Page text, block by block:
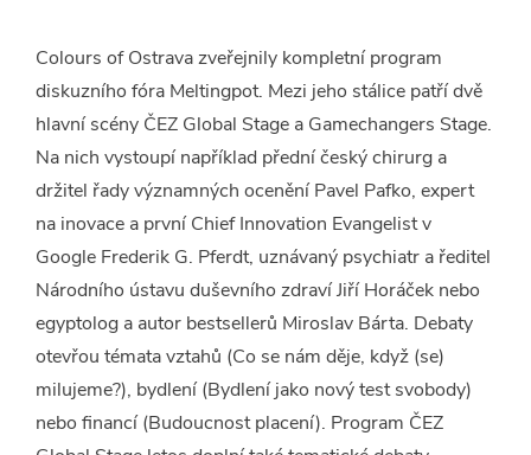
Colours of Ostrava zveřejnily kompletní program
diskuzního fóra Meltingpot. Mezi jeho stálice patří dvě
hlavní scény ČEZ Global Stage a Gamechangers Stage.
Na nich vystoupí například přední český chirurg a
držitel řady významných ocenění Pavel Pafko, expert
na inovace a první Chief Innovation Evangelist v
Google Frederik G. Pferdt, uznávaný psychiatr a ředitel
Národního ústavu duševního zdraví Jiří Horáček nebo
egyptolog a autor bestsellerů Miroslav Bárta. Debaty
otevřou témata vztahů (Co se nám děje, když (se)
milujeme?), bydlení (Bydlení jako nový test svobody)
nebo financí (Budoucnost placení). Program ČEZ